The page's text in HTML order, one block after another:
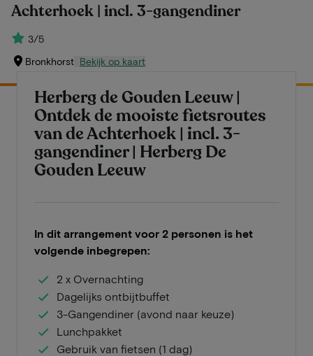
Achterhoek | incl. 3-gangendiner
3/5
Bronkhorst Bekijk op kaart
Herberg de Gouden Leeuw |
Ontdek de mooiste fietsroutes
van de Achterhoek | incl. 3-
gangendiner | Herberg De
Gouden Leeuw
In dit arrangement voor 2 personen is het
volgende inbegrepen:
2 x Overnachting
Dagelijks ontbijtbuffet
3-Gangendiner (avond naar keuze)
Lunchpakket
Gebruik van fietsen (1 dag)